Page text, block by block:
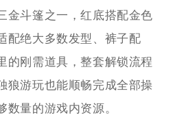
金斗篷之一，红底搭配金色
配绝大多数发型、裤子配
的刚需道具，整套解锁流程
狼游玩也能顺畅完成全部操
数量的游戏内资源。